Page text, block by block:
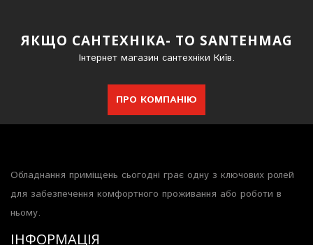
ЯКЩО САНТЕХНІКА- ТО SANTEHMAG
Інтернет магазин сантехніки Київ.
ПРО КОМПАНІЮ
Обладнання приміщень сьогодні грає одну з ключових ролей
для забезпечення комфортного проживання або роботи в
ньому.
ІНФОРМАЦІЯ